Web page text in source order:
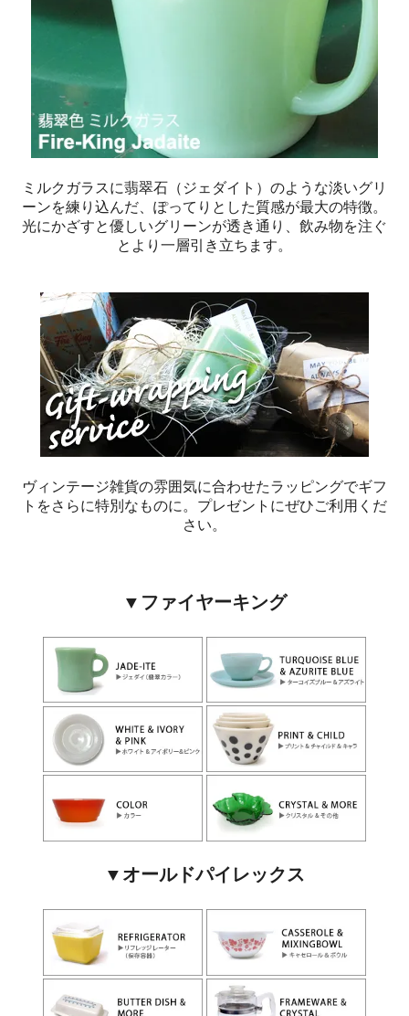
ミルクガラスに翡翠石（ジェダイト）のような淡いグリ
ーンを練り込んだ、ぽってりとした質感が最大の特徴。
光にかざすと優しいグリーンが透き通り、飲み物を注ぐ
とより一層引き立ちます。
ヴィンテージ雑貨の雰囲気に合わせたラッピングでギフ
トをさらに特別なものに。プレゼントにぜひご利用くだ
さい。
▼ファイヤーキング
▼オールドパイレックス